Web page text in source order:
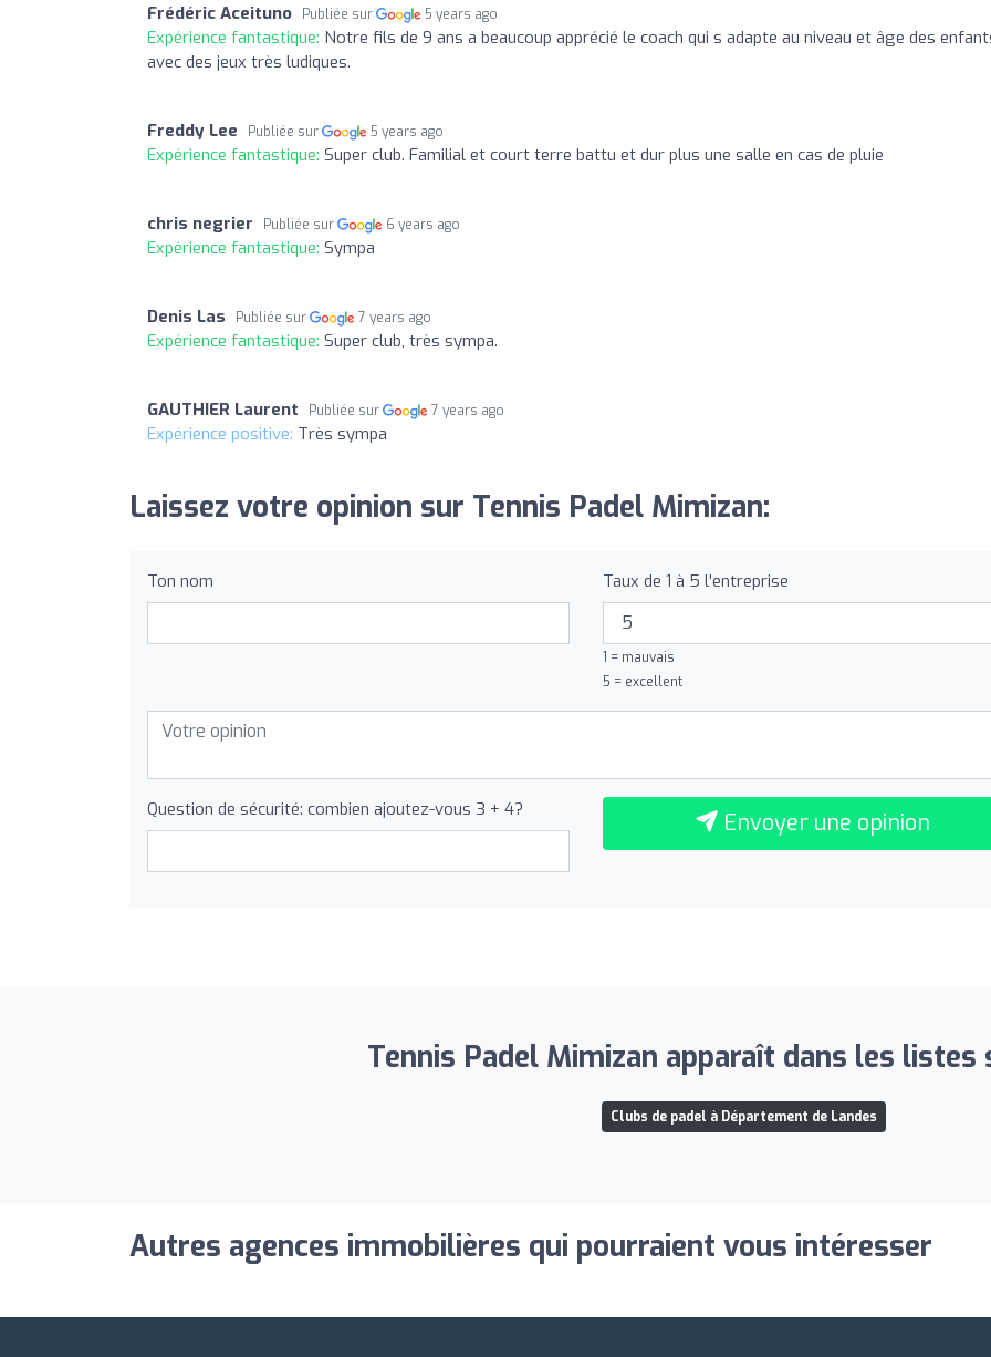
Frédéric Aceituno Publiée sur 5 years ago
Expérience fantastique: Notre fils de 9 ans a beaucoup apprécié le coach qui s adapte au niveau et âge des
avec des jeux très ludiques.
Freddy Lee Publiée sur 5 years ago
Expérience fantastique: Super club. Familial et court terre battu et dur plus une salle en cas de pluie
chris negrier Publiée sur 6 years ago
Expérience fantastique: Sympa
Denis Las Publiée sur 7 years ago
Expérience fantastique: Super club, très sympa.
GAUTHIER Laurent Publiée sur 7 years ago
Expérience positive: Très sympa
Laissez votre opinion sur Tennis Padel Mimizan:
Ton nom Taux de 1 à 5 l'entreprise
1 = mauvais
5 = excellent
Question de sécurité: combien ajoutez-vous 3 + 4? Envoyer une opinion
Tennis Padel Mimizan apparaît dans les listes
Clubs de padel à Département de Landes
Autres agences immobilières qui pourraient vous intéresser